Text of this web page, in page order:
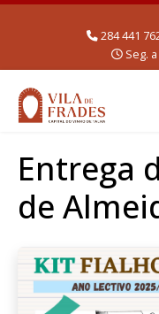
284 441
Seg. a
Entrega
de